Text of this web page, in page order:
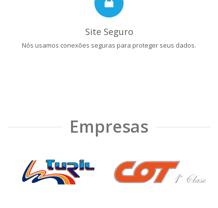
Site Seguro
Nós usamos conexões seguras para proteger seus dados.
Empresas
❮ ❯